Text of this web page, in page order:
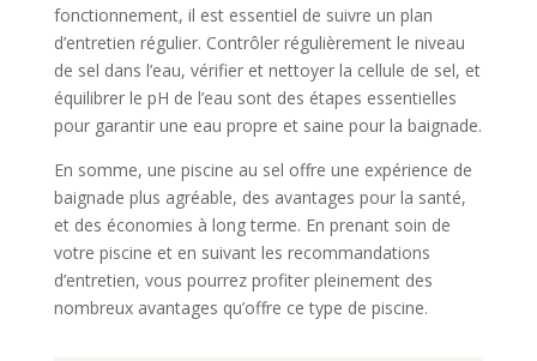
fonctionnement, il est essentiel de suivre un plan
d’entretien régulier. Contrôler régulièrement le niveau
de sel dans l’eau, vérifier et nettoyer la cellule de sel, et
équilibrer le pH de l’eau sont des étapes essentielles
pour garantir une eau propre et saine pour la baignade.
En somme, une piscine au sel offre une expérience de
baignade plus agréable, des avantages pour la santé,
et des économies à long terme. En prenant soin de
votre piscine et en suivant les recommandations
d’entretien, vous pourrez profiter pleinement des
nombreux avantages qu’offre ce type de piscine.